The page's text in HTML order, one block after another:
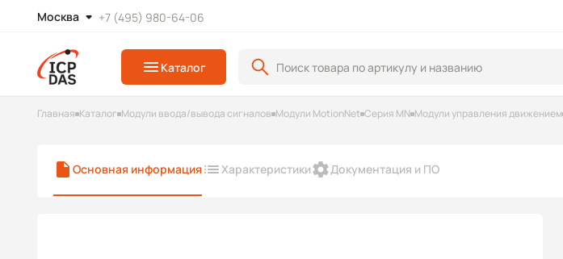
Москва +7 (495) 980-64-06
Каталог
Главная Каталог Модули ввода/вывода сигналов Модули MotionNet Серия MN Модули управления движением
Основная информация Характеристики Документация и ПО